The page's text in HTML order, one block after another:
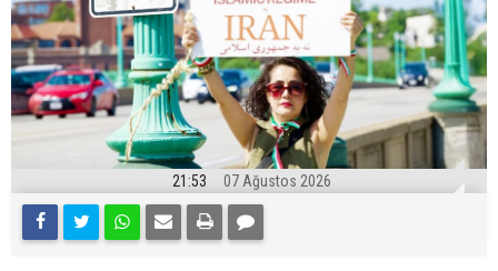
21:53 07 Ağustos 2026